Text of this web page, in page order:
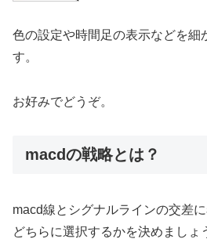
色の設定や時間足の表示などを細
す。
お好みでどうぞ。
macdの戦略とは？
macd線とシグナルラインの交差
どちらに選択するかを決めましょ